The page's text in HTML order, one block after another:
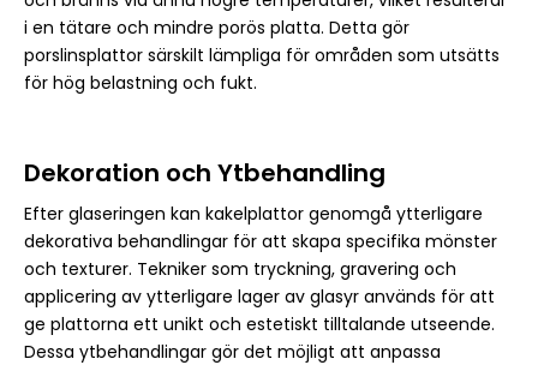
i en tätare och mindre porös platta. Detta gör
porslinsplattor särskilt lämpliga för områden som utsätts
för hög belastning och fukt.
Dekoration och Ytbehandling
Efter glaseringen kan kakelplattor genomgå ytterligare
dekorativa behandlingar för att skapa specifika mönster
och texturer. Tekniker som tryckning, gravering och
applicering av ytterligare lager av glasyr används för att
ge plattorna ett unikt och estetiskt tilltalande utseende.
Dessa ytbehandlingar gör det möjligt att anpassa